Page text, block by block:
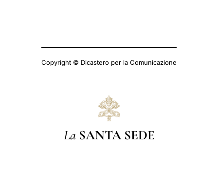
Copyright © Dicastero per la Comunicazione
La SANTA SEDE